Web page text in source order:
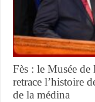
Fès : le Musée
retrace l’histoire
de la médina